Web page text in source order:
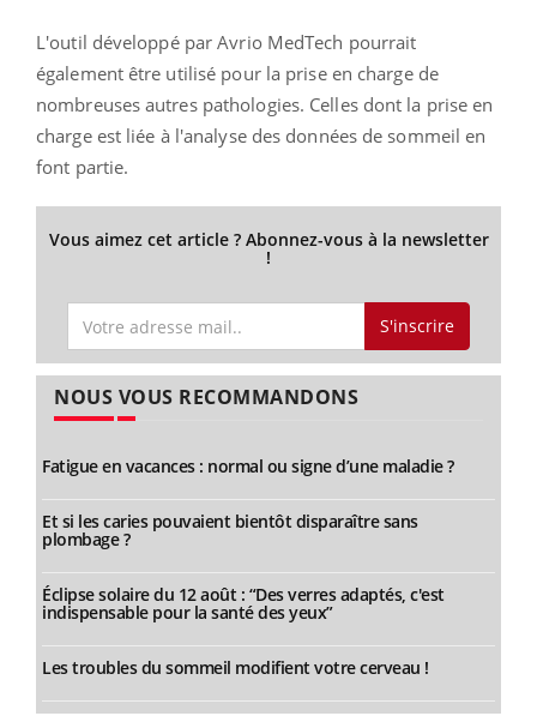
L'outil développé par Avrio MedTech pourrait
également être utilisé pour la prise en charge de
nombreuses autres pathologies. Celles dont la prise en
charge est liée à l'analyse des données de sommeil en
font partie.
Vous aimez cet article ? Abonnez-vous à la newsletter
!
S'inscrire
NOUS VOUS RECOMMANDONS
Fatigue en vacances : normal ou signe d’une maladie ?
Et si les caries pouvaient bientôt disparaître sans
plombage ?
Éclipse solaire du 12 août : “Des verres adaptés, c'est
indispensable pour la santé des yeux”
Les troubles du sommeil modifient votre cerveau !